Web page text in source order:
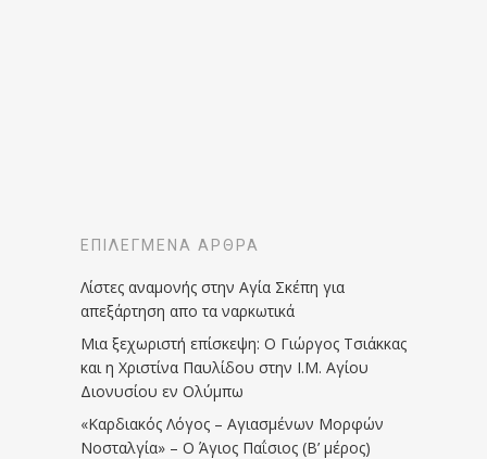
ΕΠΙΛΕΓΜΈΝΑ ΆΡΘΡΑ
Λίστες αναμονής στην Αγία Σκέπη για
απεξάρτηση απο τα ναρκωτικά
Μια ξεχωριστή επίσκεψη: Ο Γιώργος Τσιάκκας
και η Χριστίνα Παυλίδου στην Ι.Μ. Αγίου
Διονυσίου εν Ολύμπω
«Καρδιακός Λόγος – Αγιασμένων Μορφών
Νοσταλγία» – Ο Άγιος Παΐσιος (Β’ μέρος)